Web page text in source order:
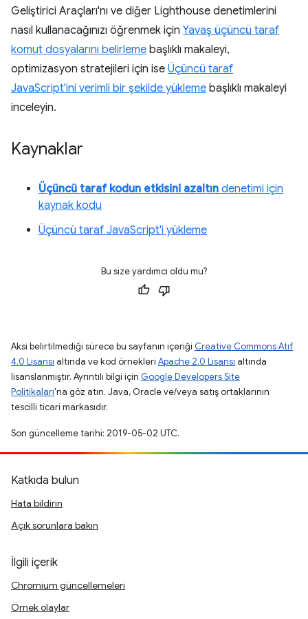
Geliştirici Araçları'nı ve diğer Lighthouse denetimlerini
nasıl kullanacağınızı öğrenmek için Yavaş üçüncü taraf
komut dosyalarını belirleme başlıklı makaleyi,
optimizasyon stratejileri için ise Üçüncü taraf
JavaScript'ini verimli bir şekilde yükleme başlıklı makaleyi
inceleyin.
Kaynaklar
Üçüncü taraf kodun etkisini azaltın denetimi için
kaynak kodu
Üçüncü taraf JavaScript'i yükleme
Bu size yardımcı oldu mu?
Aksi belirtilmediği sürece bu sayfanın içeriği Creative Commons Atıf
4.0 Lisansı altında ve kod örnekleri Apache 2.0 Lisansı altında
lisanslanmıştır. Ayrıntılı bilgi için Google Developers Site
Politikaları'na göz atın. Java, Oracle ve/veya satış ortaklarının
tescilli ticari markasıdır.
Son güncelleme tarihi: 2019-05-02 UTC.
Katkıda bulun
Hata bildirin
Açık sorunlara bakın
İlgili içerik
Chromium güncellemeleri
Örnek olaylar